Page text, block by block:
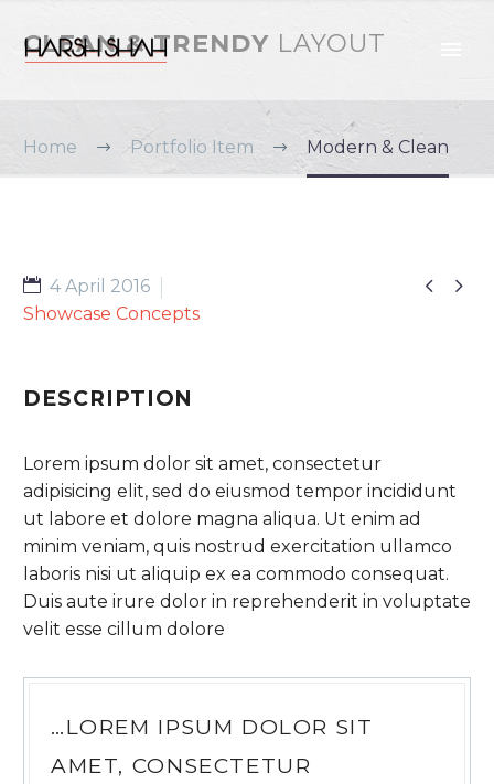
CLEAN & TRENDY LAYOUT
Home Portfolio Item Modern & Clean
 
4 April 2016
Showcase Concepts
DESCRIPTION
Lorem ipsum dolor sit amet, consectetur
adipisicing elit, sed do eiusmod tempor incididunt
ut labore et dolore magna aliqua. Ut enim ad
minim veniam, quis nostrud exercitation ullamco
laboris nisi ut aliquip ex ea commodo consequat.
Duis aute irure dolor in reprehenderit in voluptate
velit esse cillum dolore
…LOREM IPSUM DOLOR SIT
AMET, CONSECTETUR